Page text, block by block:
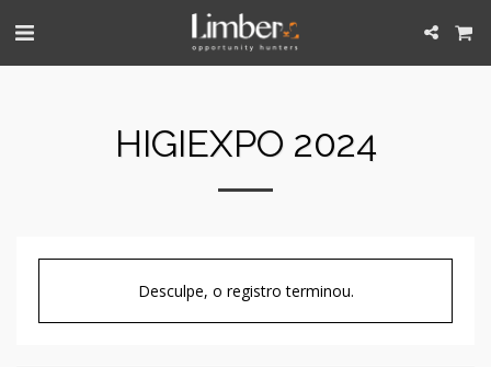
HIGIEXPO 2024
Desculpe, o registro terminou.